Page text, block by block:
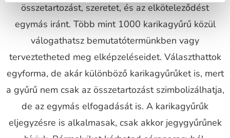
összetartozást, szeretet, és az elköteleződést
egymás iránt. Több mint 1000 karikagyűrű közül
válogathatsz bemutatótermünkben vagy
terveztetheted meg elképzeléseidet. Választhattok
egyforma, de akár különböző karikagyűrűket is, mert
a gyűrű nem csak az összetartozást szimbolizálhatja,
de az egymás elfogadását is. A karikagyűrűk
eljegyzésre is alkalmasak, csak akkor jegygyűrűnek